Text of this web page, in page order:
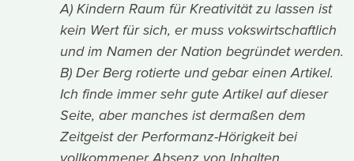
A) Kindern Raum für Kreativität zu lassen ist
kein Wert für sich, er muss vokswirtschaftlich
und im Namen der Nation begründet werden.
B) Der Berg rotierte und gebar einen Artikel.
Ich finde immer sehr gute Artikel auf dieser
Seite, aber manches ist dermaßen dem
Zeitgeist der Performanz-Hörigkeit bei